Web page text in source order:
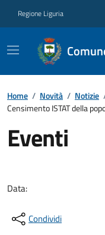
Regione Liguria
Home / Novità / Notizie
Censimento ISTAT della
Eventi
Data:
Condividi